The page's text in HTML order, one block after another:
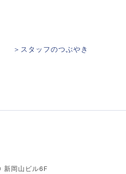
＞スタッフのつぶやき
岡山ビル6F